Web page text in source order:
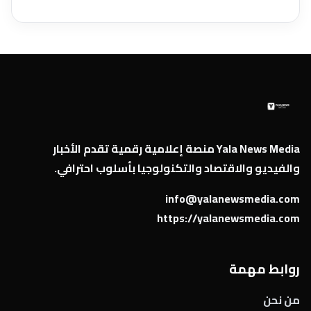
Yala News Media منصة إعلامية رقمية تقدم الأخبار
والفيديو والاقتصاد والتكنولوجيا بأسلوب احترافي.
info@yalanewsmedia.com
https://yalanewsmedia.com
روابط مهمة
من نحن